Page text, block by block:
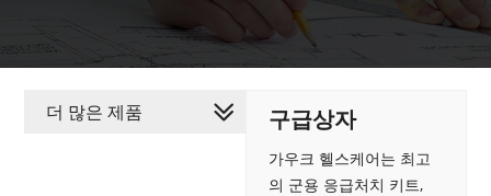
구급상자
가우크 헬스케어는 최고
의 군용 응급처치 키트,
더 많은 제품